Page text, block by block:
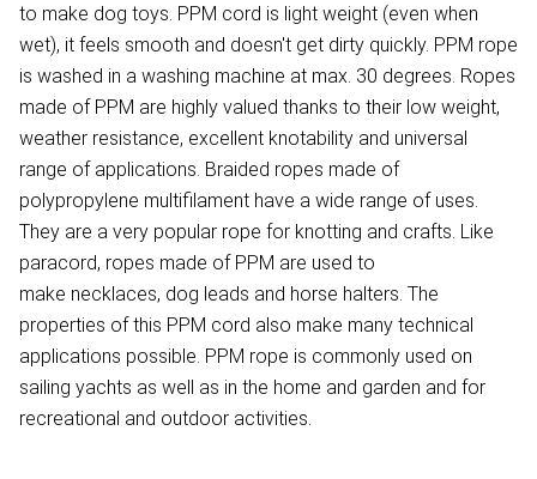
to make dog toys. PPM cord is light weight (even when
wet), it feels smooth and doesn't get dirty quickly. PPM rope
is washed in a washing machine at max. 30 degrees. Ropes
made of PPM are highly valued thanks to their low weight,
weather resistance, excellent knotability and universal
range of applications. Braided ropes made of
polypropylene multifilament have a wide range of uses.
They are a very popular rope for knotting and crafts. Like
paracord, ropes made of PPM are used to
make necklaces, dog leads and horse halters. The
properties of this PPM cord also make many technical
applications possible. PPM rope is commonly used on
sailing yachts as well as in the home and garden and for
recreational and outdoor activities.